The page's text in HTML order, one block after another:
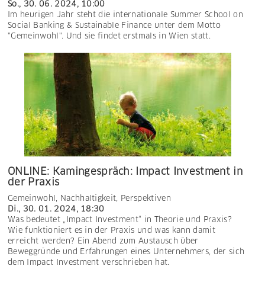
So., 30. 06. 2024, 10:00
Im heurigen Jahr steht die internationale Summer School on
Social Banking & Sustainable Finance unter dem Motto
"Gemeinwohl". Und sie findet erstmals in Wien statt.
ONLINE: Kamingespräch: Impact Investment in
der Praxis
Gemeinwohl, Nachhaltigkeit, Perspektiven
Di., 30. 01. 2024, 18:30
Was bedeutet „Impact Investment“ in Theorie und Praxis?
Wie funktioniert es in der Praxis und was kann damit
erreicht werden? Ein Abend zum Austausch über
Beweggründe und Erfahrungen eines Unternehmers, der sich
dem Impact Investment verschrieben hat.